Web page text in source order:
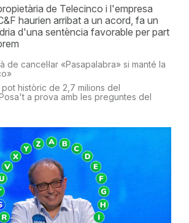
de Telecinco i l'empresa
haurien arribat a un acord, fa un
d'una sentència favorable per part
de cancel·lar «Pasapalabra» si manté la
històric de 2,7 milions del
a prova amb les preguntes del